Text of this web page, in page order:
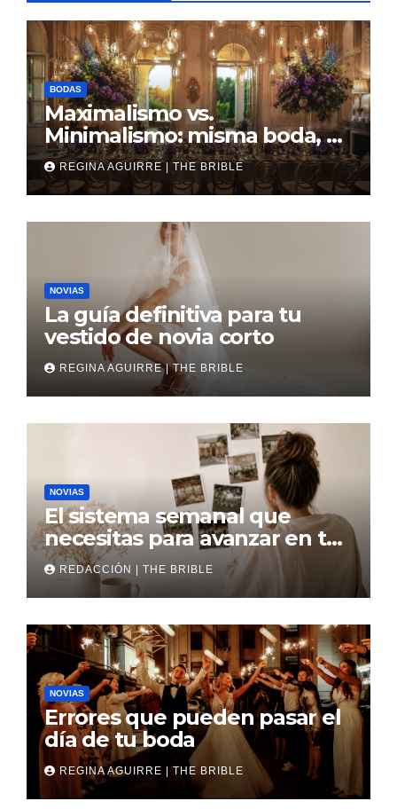
BODAS
Maximalismo vs.
Minimalismo: misma boda, al
revés
REGINA AGUIRRE | THE BRIBLE
NOVIAS
La guía definitiva para tu
vestido de novia corto
REGINA AGUIRRE | THE BRIBLE
NOVIAS
El sistema semanal que
necesitas para avanzar en tu
boda
REDACCIÓN | THE BRIBLE
NOVIAS
Errores que pueden pasar el
día de tu boda
REGINA AGUIRRE | THE BRIBLE